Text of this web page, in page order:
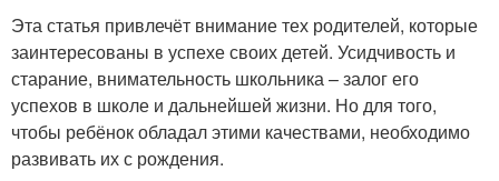
Эта статья привлечёт внимание тех родителей, которые
заинтересованы в успехе своих детей. Усидчивость и
старание, внимательность школьника – залог его
успехов в школе и дальнейшей жизни. Но для того,
чтобы ребёнок обладал этими качествами, необходимо
развивать их с рождения.